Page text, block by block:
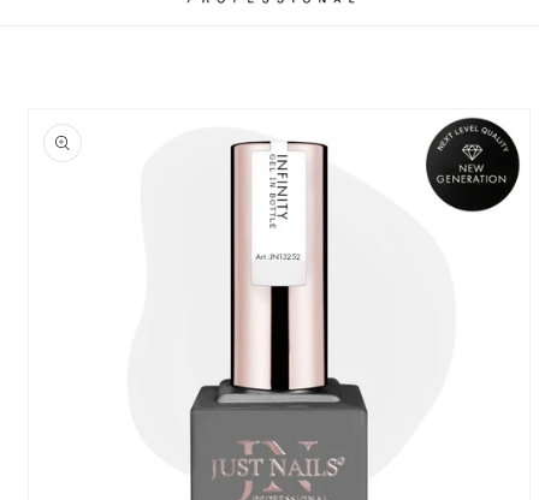
informação
do produto